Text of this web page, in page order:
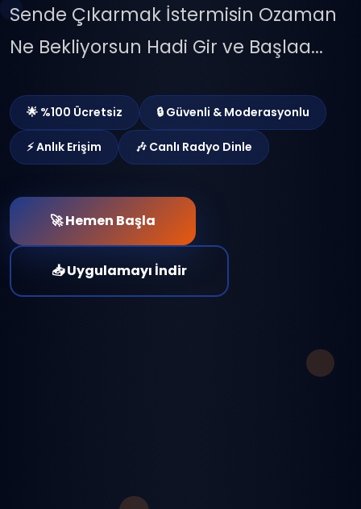
Sende Çıkarmak İstermisin Ozaman
Ne Bekliyorsun Hadi Gir ve Başlaa...
🌟 %100 Ücretsiz 🔒 Güvenli & Moderasyonlu
⚡ Anlık Erişim 🎶 Canlı Radyo Dinle
🚀 Hemen Başla
📥 Uygulamayı İndir